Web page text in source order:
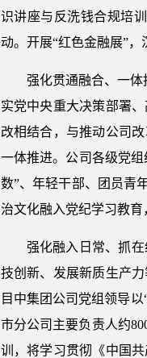
识讲座与反洗钱合规培
动。开展“红色金融展”，
强化贯通融合、一
实党中央重大决策部署
改相结合，与推动公司
一体推进。公司各级党
数”、年轻干部、团员青
治文化融入党纪学习教育
强化融入日常、抓
技创新、发展新质生产
目中集团公司党组领导
市分公司主要负责人约
训，将学习贯彻《中国